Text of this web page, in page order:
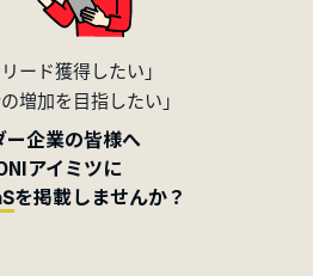
リード獲得したい」
増加を目指したい」
ー企業の皆様へ
アイミツに
を掲載しませんか？